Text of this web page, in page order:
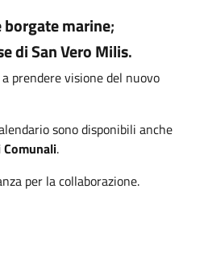
marine;
di San Vero Milis.
prendere visione del nuovo
sono disponibili anche
Comunali.
per la collaborazione.